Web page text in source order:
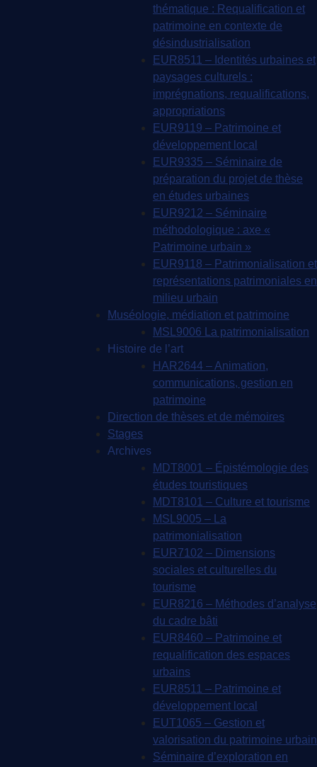
thématique : Requalification et
patrimoine en contexte de
désindustrialisation
EUR8511 – Identités urbaines et
paysages culturels :
imprégnations, requalifications,
appropriations
EUR9119 – Patrimoine et
développement local
EUR9335 – Séminaire de
préparation du projet de thèse
en études urbaines
EUR9212 – Séminaire
méthodologique : axe «
Patrimoine urbain »
EUR9118 – Patrimonialisation et
représentations patrimoniales en
milieu urbain
Muséologie, médiation et patrimoine
MSL9006 La patrimonialisation
Histoire de l’art
HAR2644 – Animation,
communications, gestion en
patrimoine
Direction de thèses et de mémoires
Stages
Archives
MDT8001 – Épistémologie des
études touristiques
MDT8101 – Culture et tourisme
MSL9005 – La
patrimonialisation
EUR7102 – Dimensions
sociales et culturelles du
tourisme
EUR8216 – Méthodes d’analyse
du cadre bâti
EUR8460 – Patrimoine et
requalification des espaces
urbains
EUR8511 – Patrimoine et
développement local
EUT1065 – Gestion et
valorisation du patrimoine urbain
Séminaire d’exploration en